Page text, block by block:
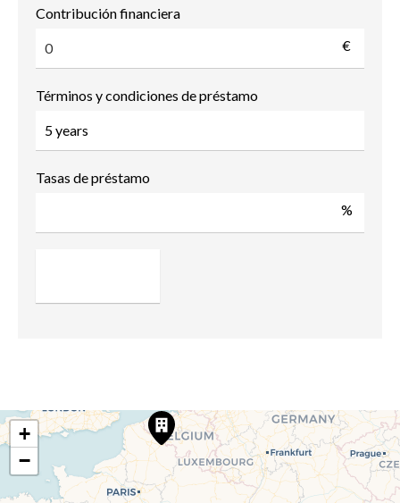
Contribución financiera
€
Términos y condiciones de préstamo
Tasas de préstamo
%
+
−